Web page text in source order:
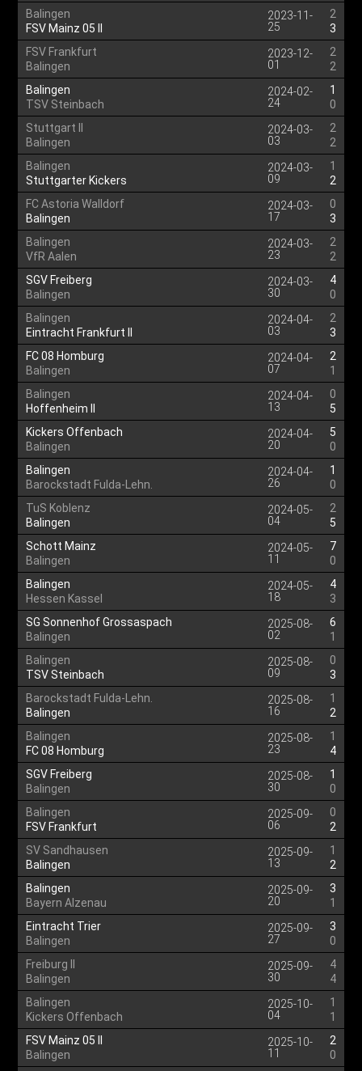
Balingen
FSV Mainz 05 II
2023-11-
25
2
3
FSV Frankfurt
Balingen
2023-12-
01
2
2
Balingen
TSV Steinbach
2024-02-
24
1
0
Stuttgart II
Balingen
2024-03-
03
2
2
Balingen
Stuttgarter Kickers
2024-03-
09
1
2
FC Astoria Walldorf
Balingen
2024-03-
17
0
3
Balingen
VfR Aalen
2024-03-
23
2
2
SGV Freiberg
Balingen
2024-03-
30
4
0
Balingen
Eintracht Frankfurt II
2024-04-
03
2
3
FC 08 Homburg
Balingen
2024-04-
07
2
1
Balingen
Hoffenheim II
2024-04-
13
0
5
Kickers Offenbach
Balingen
2024-04-
20
5
0
Balingen
Barockstadt Fulda-Lehn.
2024-04-
26
1
0
TuS Koblenz
Balingen
2024-05-
04
2
5
Schott Mainz
Balingen
2024-05-
11
7
0
Balingen
Hessen Kassel
2024-05-
18
4
3
SG Sonnenhof Grossaspach
Balingen
2025-08-
02
6
1
Balingen
TSV Steinbach
2025-08-
09
0
3
Barockstadt Fulda-Lehn.
Balingen
2025-08-
16
1
2
Balingen
FC 08 Homburg
2025-08-
23
1
4
SGV Freiberg
Balingen
2025-08-
30
1
0
Balingen
FSV Frankfurt
2025-09-
06
0
2
SV Sandhausen
Balingen
2025-09-
13
1
2
Balingen
Bayern Alzenau
2025-09-
20
3
1
Eintracht Trier
Balingen
2025-09-
27
3
0
Freiburg II
Balingen
2025-09-
30
4
4
Balingen
Kickers Offenbach
2025-10-
04
1
1
FSV Mainz 05 II
Balingen
2025-10-
11
2
0